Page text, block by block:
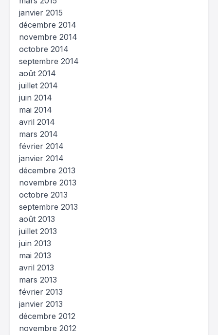
janvier 2015
décembre 2014
novembre 2014
octobre 2014
septembre 2014
août 2014
juillet 2014
juin 2014
mai 2014
avril 2014
mars 2014
février 2014
janvier 2014
décembre 2013
novembre 2013
octobre 2013
septembre 2013
août 2013
juillet 2013
juin 2013
mai 2013
avril 2013
mars 2013
février 2013
janvier 2013
décembre 2012
novembre 2012